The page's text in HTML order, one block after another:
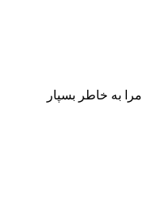
مرا به خاطر بسپار